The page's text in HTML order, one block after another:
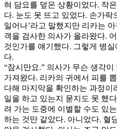
혀 담요를 덮은 상황이었다. 작
다. 눈도 못 뜨고 있었다. 손가락
일어나’라고 말했지만 리카는
객을 검사한 의사가 올라왔다.
것인가를 얘기했다. 그렇게 병
다.
“잠시만요.” 의사가 무슨 생각
가져왔다. 리카의 귀에서 피를
다해 마지막을 확인하는 과정이
일을 하고 있는지 묻지도 못 했
려 가는 도중에 이별할 수도 있
하는 것만 같았다. 아니었다. 혈